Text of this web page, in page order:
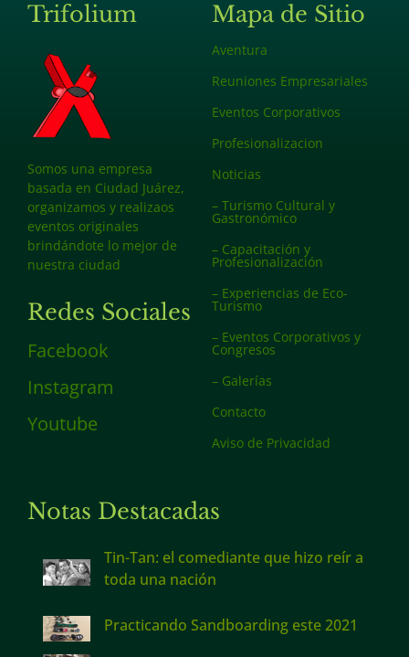
Trifolium
Somos una empresa
basada en Ciudad Juárez,
organizamos y realizaos
eventos originales
brindándote lo mejor de
nuestra ciudad
Redes Sociales
Facebook
Instagram
Youtube
Mapa de Sitio
Aventura
Reuniones Empresariales
Eventos Corporativos
Profesionalizacion
Noticias
– Turismo Cultural y
Gastronómico
– Capacitación y
Profesionalización
– Experiencias de Eco-
Turismo
– Eventos Corporativos y
Congresos
– Galerías
Contacto
Aviso de Privacidad
Notas Destacadas
Tin-Tan: el comediante que hizo reír a
toda una nación
Practicando Sandboarding este 2021